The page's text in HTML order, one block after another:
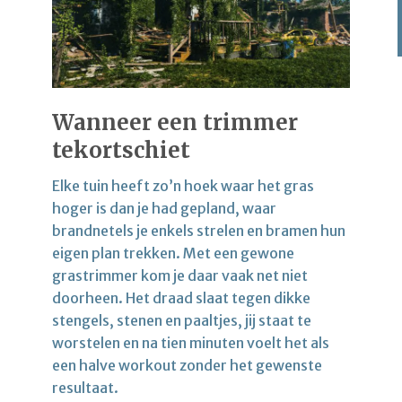
Wanneer een trimmer
tekortschiet
Elke tuin heeft zo’n hoek waar het gras
hoger is dan je had gepland, waar
brandnetels je enkels strelen en bramen hun
eigen plan trekken. Met een gewone
grastrimmer kom je daar vaak net niet
doorheen. Het draad slaat tegen dikke
stengels, stenen en paaltjes, jij staat te
worstelen en na tien minuten voelt het als
een halve workout zonder het gewenste
resultaat.